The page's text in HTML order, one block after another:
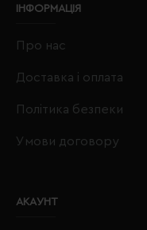
ІНФОРМАЦІЯ
Про нас
Доставка і оплата
Політика безпеки
Умови договору
АКАУНТ